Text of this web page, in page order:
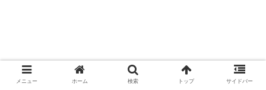
メニュー ホーム 検索 トップ サイドバー